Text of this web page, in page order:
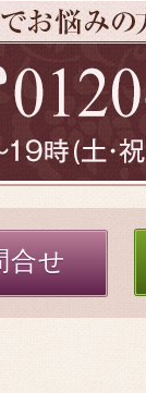
合せ